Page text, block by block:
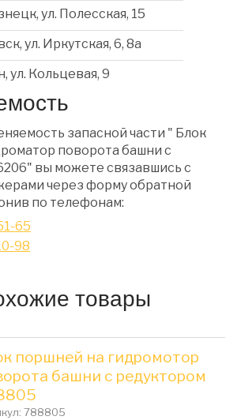
ул. Полесская, 15
ул. Иркутская, 6, 8a
ул. Кольцевая, 9
запасной части " Блок
поворота башни с
вы можете связавшись с
через форму обратной
по телефонам:
65
98
товары
поршней на гидромотор
башни с редуктором
788805